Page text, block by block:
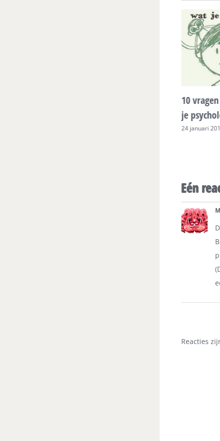
10
je
24 januari
Eén
Reacties